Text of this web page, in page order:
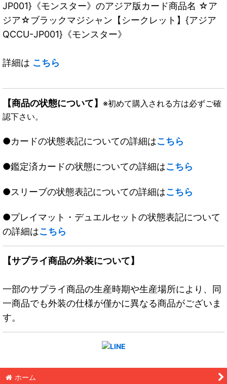
JP001}《モンスター》のアジア版カード商品名 ☆ア
ジア☆ブラックマジシャン【シークレット】{アジア
QCCU-JP001}《モンスター》
詳細は こちら
【商品の状態について】 ※初めて購入される方は必ずご確
認下さい。
●カードの状態表記についての詳細はこちら
●鑑定済カードの状態についての詳細はこちら
●スリーブの状態表記についての詳細はこちら
●プレイマット・デュエルセットの状態表記について
の詳細はこちら
【サプライ商品の外装について】
一部のサプライ商品の生産時期や生産場所により、同
一商品でも外装の仕様が僅かに異なる商品がございま
す。
ホーム